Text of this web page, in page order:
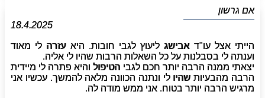
הייתי אצל עו"ד אבישג ליעוץ לגבי חובות. היא עזרה לי מאוד
וענתה לי בסבלנות על כל השאלות הרבות שהיו לי אליה.
יצאתי ממנה הרבה יותר חכם לגבי הטיפול והיא פתרה לי מיידית
הרבה מהבעיות שהיו לי ונתנה הכוונה מלאה להמשך. עכשיו אני
מרגיש הרבה יותר בטוח. אני ממש מודה לה.
אם גרשון
18.4.2025